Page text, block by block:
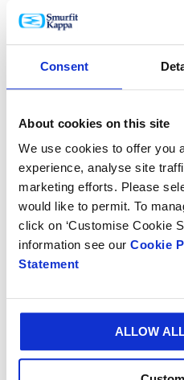
Consent
About cookies on this site
We use cookies to offer you
experience, analyse site
marketing efforts. Please
would like to permit. To
click on ‘Customise Cookie
information see our Cookie
Statement
ALLOW
Fábrica